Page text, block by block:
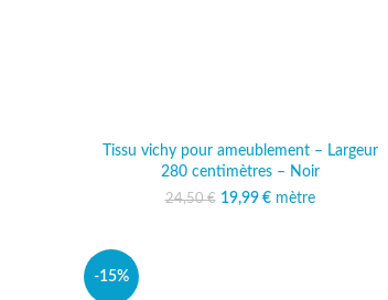
Tissu vichy pour ameublement – Largeur
280 centimètres – Noir
24,50€
Le prix initial était :
19,99 € Le prix actuel est :
mètre
-15%